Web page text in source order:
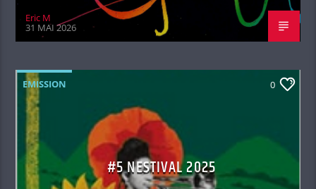
Eric M
31 MAI 2026
EMISSION 0
#5 NESTIVAL 2025